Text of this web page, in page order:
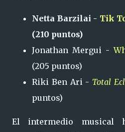
Netta Barzilai - Tik
(210 puntos)
Jonathan Mergui -
(205 puntos)
Riki Ben Ari - Total
puntos)
El intermedio musical